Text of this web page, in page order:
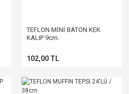
TEFLON MİNİ BATON KEK
KALIP 9cm.
102,00 TL